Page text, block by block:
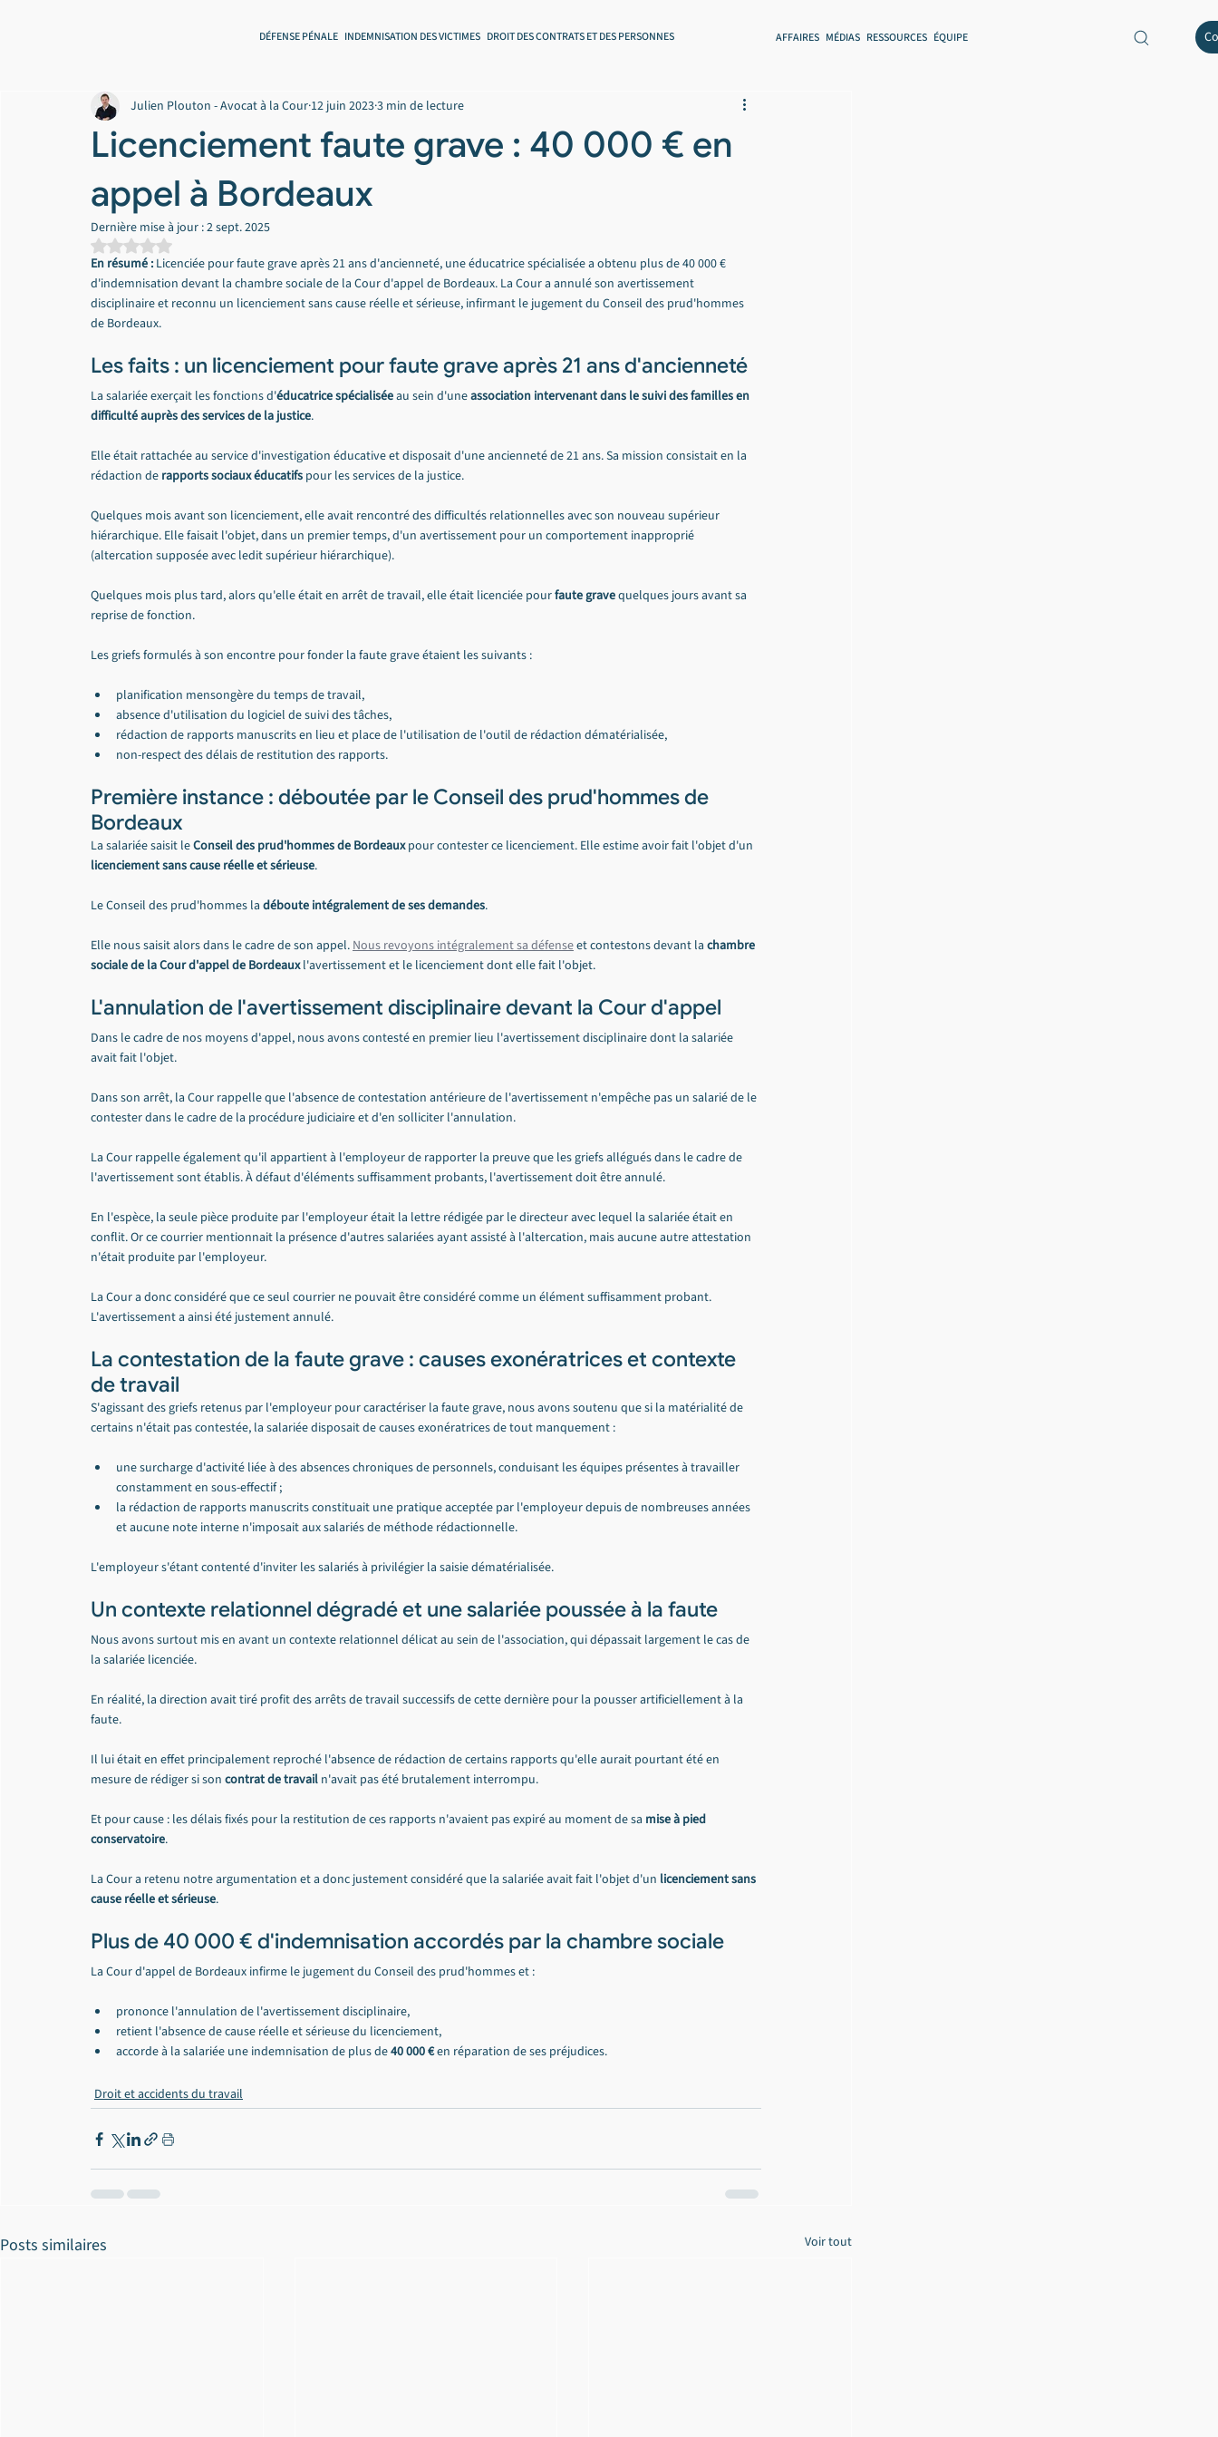
DÉFENSE PÉNALE INDEMNISATION DES VICTIMES DROIT DES CONTRATS ET DES PERSONNES AFFAIRES MÉDIAS RESSOURCES ÉQUIPE
Licenciement faute grave : 40 000 € en
appel à Bordeaux
Julien Plouton - Avocat à la Cour 12 juin 20233 min de lecture
Dernière mise à jour :2 sept. 2025
Noté NaN étoiles sur 5.
En résumé : Licenciée pour faute grave après 21 ans d'ancienneté, une éducatrice spécialisée a obtenu plus de 40 000 €
d'indemnisation devant la chambre sociale de la Cour d'appel de Bordeaux. La Cour a annulé son avertissement
disciplinaire et reconnu un licenciement sans cause réelle et sérieuse, infirmant le jugement du Conseil des prud'hommes
de Bordeaux.
Les faits : un licenciement pour faute grave après 21 ans d'ancienneté
La salariée exerçait les fonctions d'éducatrice spécialisée au sein d'une association intervenant dans le suivi des familles en
difficulté auprès des services de la justice.
Elle était rattachée au service d'investigation éducative et disposait d'une ancienneté de 21 ans. Sa mission consistait en la
rédaction de rapports sociaux éducatifs pour les services de la justice.
Quelques mois avant son licenciement, elle avait rencontré des difficultés relationnelles avec son nouveau supérieur
hiérarchique. Elle faisait l'objet, dans un premier temps, d'un avertissement pour un comportement inapproprié
(altercation supposée avec ledit supérieur hiérarchique).
Quelques mois plus tard, alors qu'elle était en arrêt de travail, elle était licenciée pour faute grave quelques jours avant sa
reprise de fonction.
Les griefs formulés à son encontre pour fonder la faute grave étaient les suivants :
planification mensongère du temps de travail,
absence d'utilisation du logiciel de suivi des tâches,
rédaction de rapports manuscrits en lieu et place de l'utilisation de l'outil de rédaction dématérialisée,
non-respect des délais de restitution des rapports.
Première instance : déboutée par le Conseil des prud'hommes de
Bordeaux
La salariée saisit le Conseil des prud'hommes de Bordeaux pour contester ce licenciement. Elle estime avoir fait l'objet d'un
licenciement sans cause réelle et sérieuse.
Le Conseil des prud'hommes la déboute intégralement de ses demandes.
Elle nous saisit alors dans le cadre de son appel. Nous revoyons intégralement sa défense et contestons devant la chambre
sociale de la Cour d'appel de Bordeaux l'avertissement et le licenciement dont elle fait l'objet.
L'annulation de l'avertissement disciplinaire devant la Cour d'appel
Dans le cadre de nos moyens d'appel, nous avons contesté en premier lieu l'avertissement disciplinaire dont la salariée
avait fait l'objet.
Dans son arrêt, la Cour rappelle que l'absence de contestation antérieure de l'avertissement n'empêche pas un salarié de le
contester dans le cadre de la procédure judiciaire et d'en solliciter l'annulation.
La Cour rappelle également qu'il appartient à l'employeur de rapporter la preuve que les griefs allégués dans le cadre de
l'avertissement sont établis. À défaut d'éléments suffisamment probants, l'avertissement doit être annulé.
En l'espèce, la seule pièce produite par l'employeur était la lettre rédigée par le directeur avec lequel la salariée était en
conflit. Or ce courrier mentionnait la présence d'autres salariées ayant assisté à l'altercation, mais aucune autre attestation
n'était produite par l'employeur.
La Cour a donc considéré que ce seul courrier ne pouvait être considéré comme un élément suffisamment probant.
L'avertissement a ainsi été justement annulé.
La contestation de la faute grave : causes exonératrices et contexte
de travail
S'agissant des griefs retenus par l'employeur pour caractériser la faute grave, nous avons soutenu que si la matérialité de
certains n'était pas contestée, la salariée disposait de causes exonératrices de tout manquement :
une surcharge d'activité liée à des absences chroniques de personnels, conduisant les équipes présentes à travailler
constamment en sous-effectif ;
la rédaction de rapports manuscrits constituait une pratique acceptée par l'employeur depuis de nombreuses années
et aucune note interne n'imposait aux salariés de méthode rédactionnelle.
L'employeur s'étant contenté d'inviter les salariés à privilégier la saisie dématérialisée.
Un contexte relationnel dégradé et une salariée poussée à la faute
Nous avons surtout mis en avant un contexte relationnel délicat au sein de l'association, qui dépassait largement le cas de
la salariée licenciée.
En réalité, la direction avait tiré profit des arrêts de travail successifs de cette dernière pour la pousser artificiellement à la
faute.
Il lui était en effet principalement reproché l'absence de rédaction de certains rapports qu'elle aurait pourtant été en
mesure de rédiger si son contrat de travail n'avait pas été brutalement interrompu.
Et pour cause : les délais fixés pour la restitution de ces rapports n'avaient pas expiré au moment de sa mise à pied
conservatoire.
La Cour a retenu notre argumentation et a donc justement considéré que la salariée avait fait l'objet d'un licenciement sans
cause réelle et sérieuse.
Plus de 40 000 € d'indemnisation accordés par la chambre sociale
La Cour d'appel de Bordeaux infirme le jugement du Conseil des prud'hommes et :
prononce l'annulation de l'avertissement disciplinaire,
retient l'absence de cause réelle et sérieuse du licenciement,
accorde à la salariée une indemnisation de plus de 40 000 € en réparation de ses préjudices.
Droit et accidents du travail
Posts similaires Voir tout